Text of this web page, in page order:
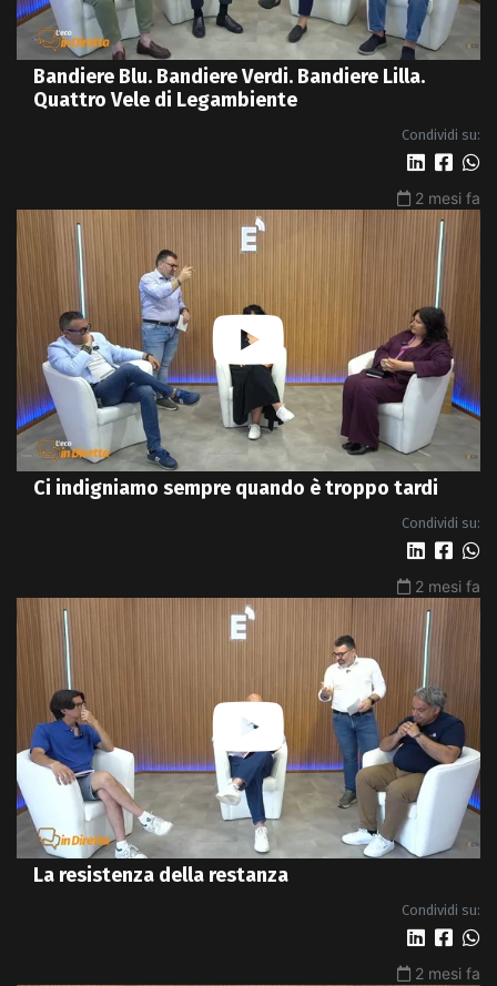
Bandiere Blu. Bandiere Verdi. Bandiere Lilla.
Quattro Vele di Legambiente
Condividi su:
2 mesi fa
Ci indigniamo sempre quando è troppo tardi
Condividi su:
2 mesi fa
La resistenza della restanza
Condividi su:
2 mesi fa